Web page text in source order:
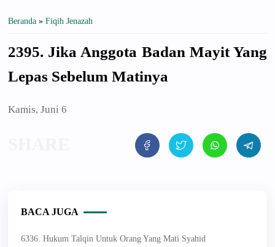
Beranda » Fiqih Jenazah
2395. Jika Anggota Badan Mayit Yang
Lepas Sebelum Matinya
Kamis, Juni 6
BACA JUGA
6336. Hukum Talqin Untuk Orang Yang Mati Syahid